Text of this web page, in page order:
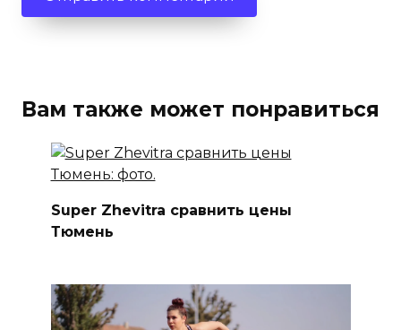
Вам также может понравиться
Super Zhevitra сравнить цены
Тюмень